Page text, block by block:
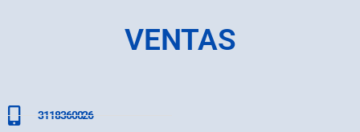
VENTAS
3118360026